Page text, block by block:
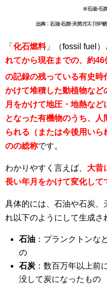
「 化石燃料」（fossil fuel）
れてから現在までの、約
の記録の残っている有史時
かけて堆積した動植物な
月をかけて地圧・地熱な
となった有機物のうち、
られる（または今後用い
のの総称です。
わかりやすく言えば、 大昔
長い年月をかけて変化して
具体的には、石油や石炭
れ以下のようにして生成さ
石油 ：プランクトンな
の
石炭 ：数百万年以上前
没して炭になったもの